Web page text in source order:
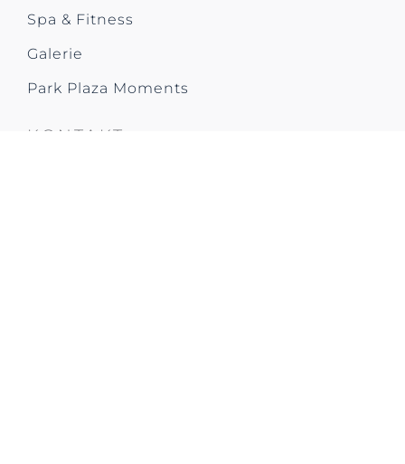
Spa & Fitness
Galerie
Park Plaza Moments
KONTAKT